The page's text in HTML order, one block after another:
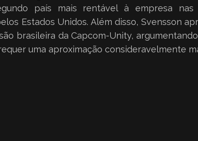
país mais rentável à empresa nas
Estados Unidos. Além disso, Svensson
brasileira da Capcom-Unity,
uma aproximação consideravelmente